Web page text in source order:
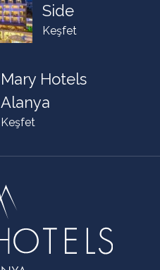
Side
Keşfet
Mary Hotels
Alanya
Keşfet